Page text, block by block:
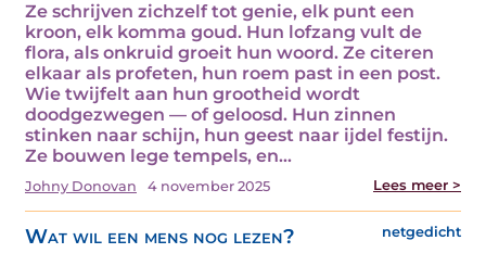
Ze schrijven zichzelf tot genie, elk punt een
kroon, elk komma goud. Hun lofzang vult de
flora, als onkruid groeit hun woord. Ze citeren
elkaar als profeten, hun roem past in een post.
Wie twijfelt aan hun grootheid wordt
doodgezwegen — of geloosd. Hun zinnen
stinken naar schijn, hun geest naar ijdel festijn.
Ze bouwen lege tempels, en…
Johny Donovan 4 november 2025 Lees meer >
Wat wil een mens nog lezen? netgedicht